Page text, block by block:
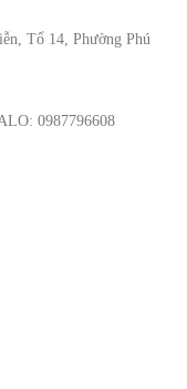
Tổ 14, Phường Phú
0987796608